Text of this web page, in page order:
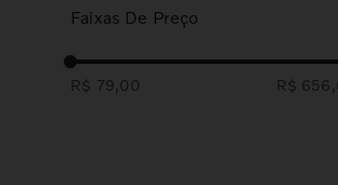
FM13 Novo
FM12 Clássico
FM10
Faixas De Preço
R$ 79,00 R$